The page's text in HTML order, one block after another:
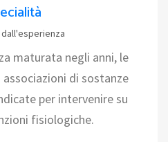
maturata negli anni, le
associazioni di sostanze
per intervenire su
fisiologiche.